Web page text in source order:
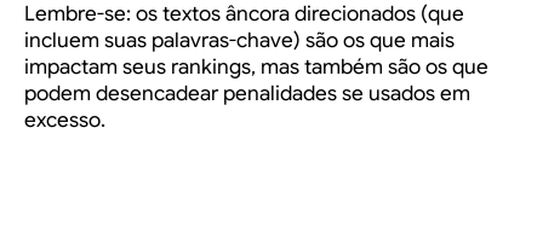
Lembre-se: os textos âncora direcionados (que
incluem suas palavras-chave) são os que mais
impactam seus rankings, mas também são os que
podem desencadear penalidades se usados em
excesso.